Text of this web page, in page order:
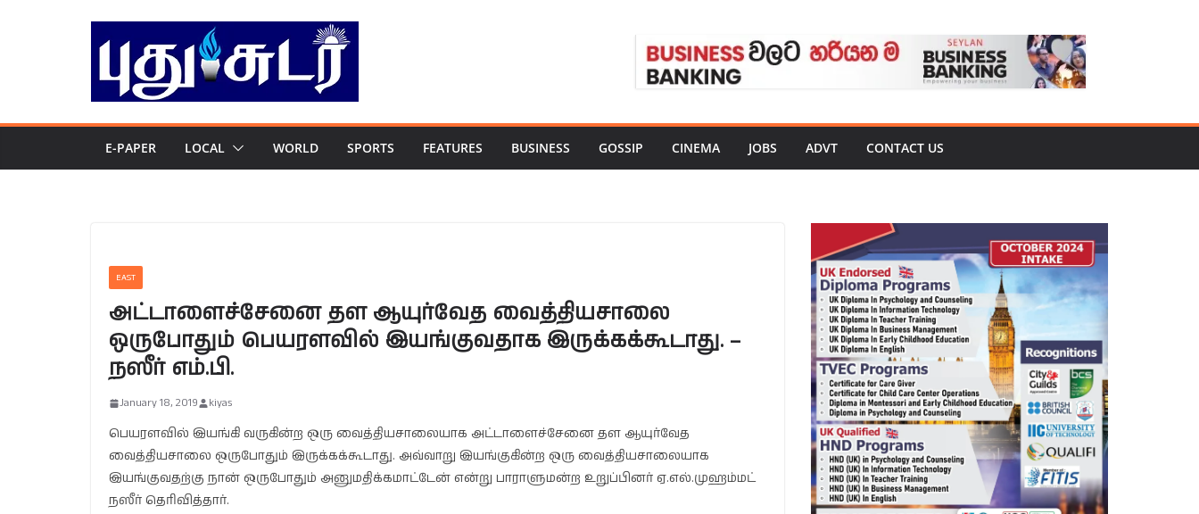
E-PAPER LOCAL WORLD SPORTS FEATURES BUSINESS GOSSIP CINEMA JOBS ADVT CONTACT US
EAST
அட்டாளைச்சேனை தள ஆயுர்வேத வைத்தியசாலை
ஒருபோதும் பெயரளவில் இயங்குவதாக இருக்கக்கூடாது. –
நஸீர் எம்.பி.
January 18, 2019 kiyas
பெயரளவில் இயங்கி வருகின்ற ஒரு வைத்தியசாலையாக அட்டாளைச்சேனை தள ஆயுர்வேத
வைத்தியசாலை ஒருபோதும் இருக்கக்கூடாது. அவ்வாறு இயங்குகின்ற ஒரு வைத்தியசாலையாக
இயங்குவதற்கு நான் ஒருபோதும் அனுமதிக்கமாட்டேன் என்று பாராளுமன்ற உறுப்பினர் ஏ.எல்.முஹம்மட்
நஸீர் தெரிவித்தார்.